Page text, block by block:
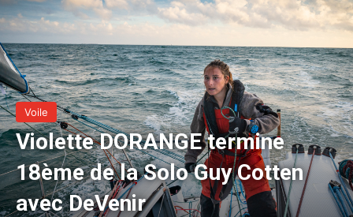
Voile
Violette DORANGE termine
18ème de la Solo Guy Cotten
avec DeVenir